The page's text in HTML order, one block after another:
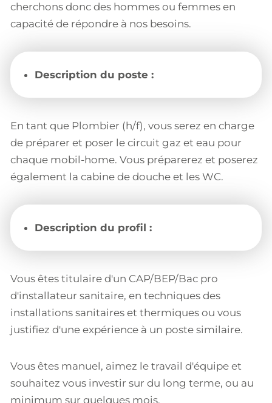
cherchons donc des hommes ou femmes en
capacité de répondre à nos besoins.
Description du poste :
En tant que Plombier (h/f), vous serez en charge
de préparer et poser le circuit gaz et eau pour
chaque mobil-home. Vous préparerez et poserez
également la cabine de douche et les WC.
Description du profil :
Vous êtes titulaire d'un CAP/BEP/Bac pro
d'installateur sanitaire, en techniques des
installations sanitaires et thermiques ou vous
justifiez d'une expérience à un poste similaire.
Vous êtes manuel, aimez le travail d'équipe et
souhaitez vous investir sur du long terme, ou au
minimum sur quelques mois.